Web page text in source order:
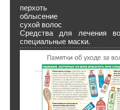
перхоть
облысение
сухой волос
Средства для лечения
специальные маски.